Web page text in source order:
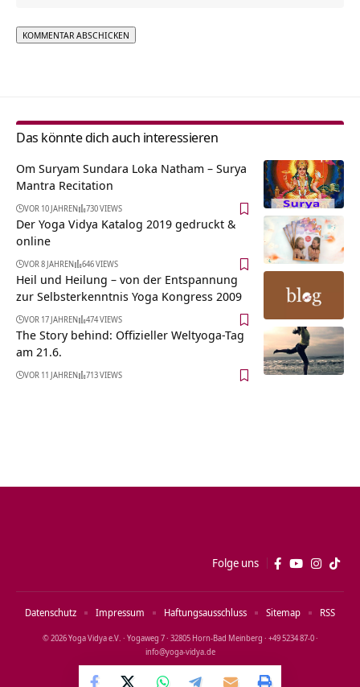
Das könnte dich auch interessieren
Om Suryam Sundara Loka Natham – Surya
Mantra Recitation
VOR 10 JAHREN 730 VIEWS
Der Yoga Vidya Katalog 2019 gedruckt &
online
VOR 8 JAHREN 646 VIEWS
Heil und Heilung – von der Entspannung
zur Selbsterkenntnis Yoga Kongress 2009
VOR 17 JAHREN 474 VIEWS
The Story behind: Offizieller Weltyoga-Tag
am 21.6.
VOR 11 JAHREN 713 VIEWS
Folge uns
© 2026 Yoga Vidya e.V. · Yogaweg 7 · 32805 Horn‑Bad Meinberg · +49 5234 87‑0 ·
info@yoga‑vidya.de
Datenschutz Impressum Haftungsausschluss Sitemap RSS